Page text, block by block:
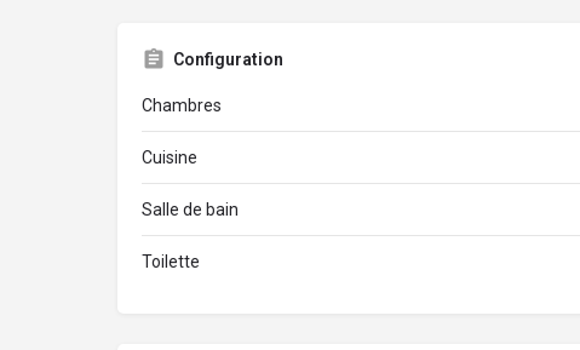
Configuration
Chambres
Cuisine
Salle de bain
Toilette